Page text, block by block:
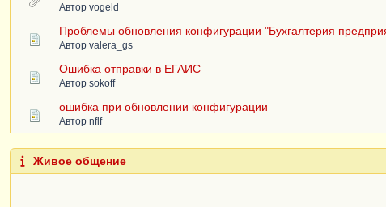
Автор vogeld
Проблемы обновления конфигурации "Бухгалтерия
Автор valera_gs
Ошибка отправки в ЕГАИС
Автор sokoff
ошибка при обновлении конфигурации
Автор nflf
Живое общение